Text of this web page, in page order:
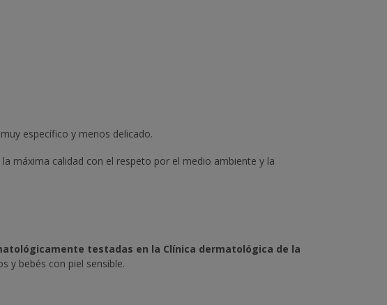
específico y menos delicado.
máxima calidad con el respeto por el medio ambiente y la
testadas en la Clínica dermatológica de la
y bebés con piel sensible.